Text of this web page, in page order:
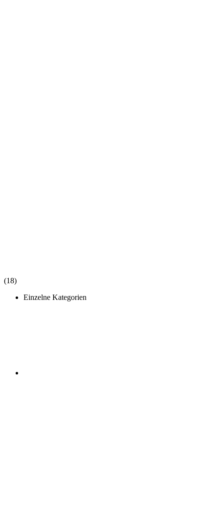
(18)
Einzelne Kategorien